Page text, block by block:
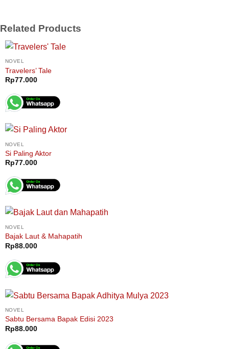
Related Products
NOVEL
Travelers’ Tale
Rp77.000
NOVEL
Si Paling Aktor
Rp77.000
NOVEL
Bajak Laut & Mahapatih
Rp88.000
NOVEL
Sabtu Bersama Bapak Edisi 2023
Rp88.000